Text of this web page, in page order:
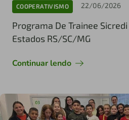
COOPERATIVISMO 22/06/2026
Programa De Trainee
Estados RS/SC/MG
Continuar lendo